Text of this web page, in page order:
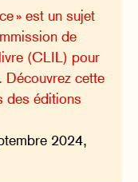
» est un sujet
de
(CLIL) pour
Découvrez cette
des éditions
2024,